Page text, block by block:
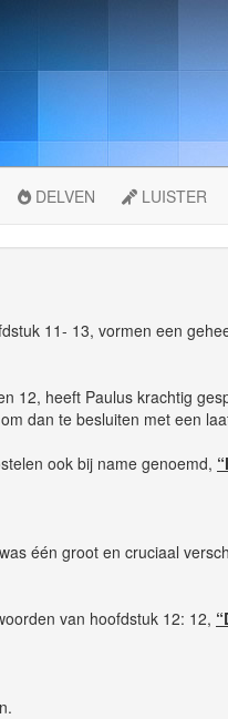
DELVEN LUISTER
11- 13, vormen een
12, heeft Paulus krachtig
dan te besluiten met een
ook bij name genoemd,
één groot en cruciaal
van hoofdstuk 12: 12,